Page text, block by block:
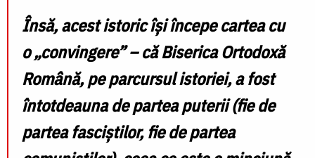
Însă, acest istoric își începe cartea cu
o „convingere” – că Biserica Ortodoxă
Română, pe parcursul istoriei, a fost
întotdeauna de partea puterii (fie de
partea fasciștilor, fie de partea